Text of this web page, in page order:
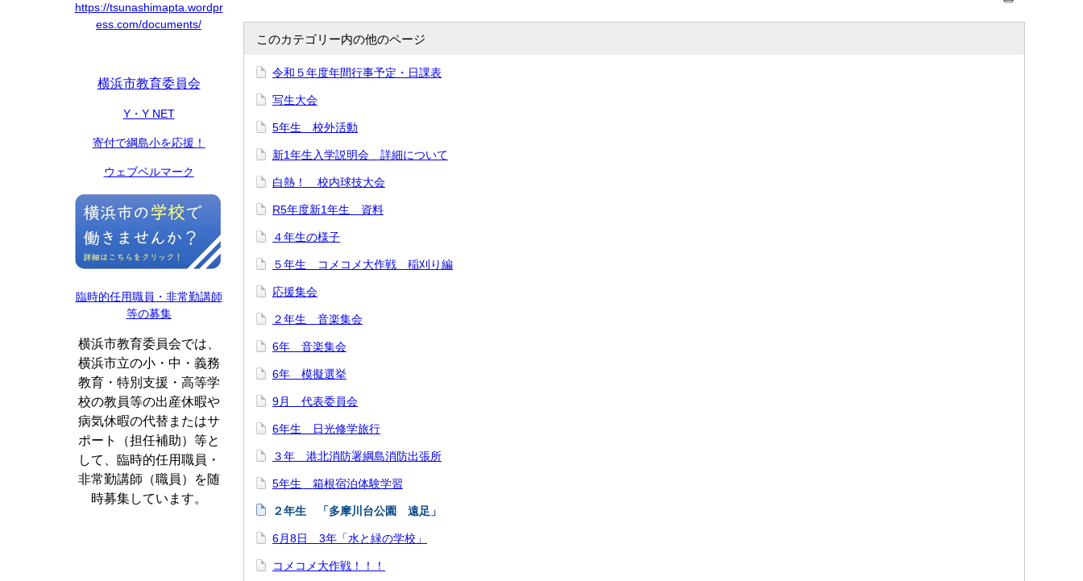
https://tsunashimapta.wordpr
ess.com/documents/
横浜市教育委員会
Y・Y NET
寄付で綱島小を応援！
ウェブベルマーク
臨時的任用職員・非常勤講師
等の募集
横浜市教育委員会では、
横浜市立の小・中・義務
教育・特別支援・高等学
校の教員等の出産休暇や
病気休暇の代替またはサ
ポート（担任補助）等と
して、臨時的任用職員・
非常勤講師（職員）を随
時募集しています。
このカテゴリー内の他のページ
令和５年度年間行事予定・日課表
写生大会
5年生 校外活動
新1年生入学説明会 詳細について
白熱！ 校内球技大会
R5年度新1年生 資料
４年生の様子
５年生 コメコメ大作戦 稲刈り編
応援集会
２年生 音楽集会
6年 音楽集会
6年 模擬選挙
9月 代表委員会
6年生 日光修学旅行
３年 港北消防署綱島消防出張所
5年生 箱根宿泊体験学習
２年生 「多摩川台公園 遠足」
6月8日 3年「水と緑の学校」
コメコメ大作戦！！！